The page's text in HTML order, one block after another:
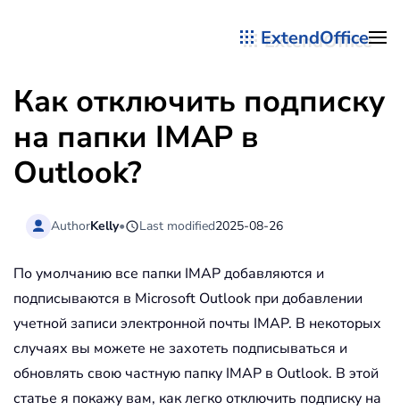
ExtendOffice
Как отключить подписку
на папки IMAP в
Outlook?
AuthorKelly• Last modified2025-08-26
По умолчанию все папки IMAP добавляются и
подписываются в Microsoft Outlook при добавлении
учетной записи электронной почты IMAP. В некоторых
случаях вы можете не захотеть подписываться и
обновлять свою частную папку IMAP в Outlook. В этой
статье я покажу вам, как легко отключить подписку на